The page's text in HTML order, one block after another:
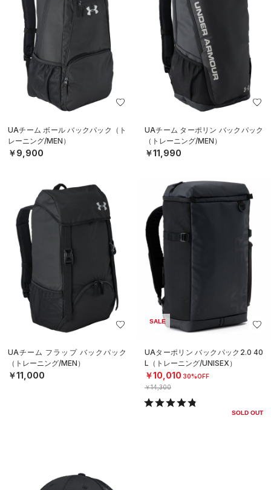
UAチーム ボール バックパック（ト
レーニング/MEN）
￥9,900
UAチーム ターポリン バックパック
（トレーニング/MEN）
￥11,990
UAチーム フラップ バックパック
（トレーニング/MEN）
￥11,000
SALE
UAターポリン バックパック2.0 40
L（トレーニング/UNISEX）
￥10,010 30%OFF
￥14,300
SOLD OUT